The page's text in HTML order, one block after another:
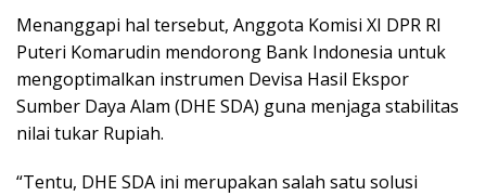
Menanggapi hal tersebut, Anggota Komisi XI DPR RI
Puteri Komarudin mendorong Bank Indonesia untuk
mengoptimalkan instrumen Devisa Hasil Ekspor
Sumber Daya Alam (DHE SDA) guna menjaga stabilitas
nilai tukar Rupiah.
“Tentu, DHE SDA ini merupakan salah satu solusi